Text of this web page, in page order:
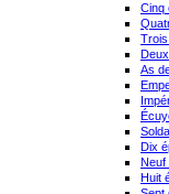
Cinq
As
Dix
Neuf
Huit